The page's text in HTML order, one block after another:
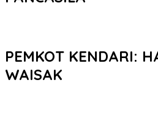
PEMKOT KENDARI:
WAISAK